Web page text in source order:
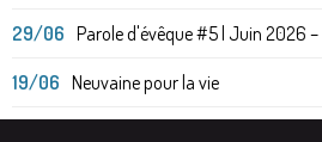
29/06 Parole d'évêque #5 | Juin 2026 –
19/06 Neuvaine pour la vie